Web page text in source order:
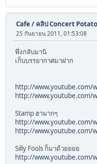
Cafe/ คลิป Concert
25 กันยายน 2011, 01:53:08
พึ่งกลับมานิ
เก็บบรรยากาศมาฝาก
http://www.youtube.com/
http://www.youtube.com/
Stamp ฮามากๆ
http://www.youtube.com/
http://www.youtube.com/
Silly Fools ก็มาด้วยยยย
http://www.youtube.com/